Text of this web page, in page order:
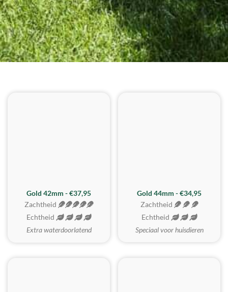
ZACHTSTE
Gold 42mm - €37,95
Zachtheid
Echtheid
Extra waterdoorlatend
Gold 44mm - €34,95
Zachtheid
Echtheid
Speciaal voor huisdieren